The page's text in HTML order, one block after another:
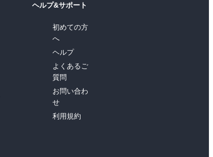
ヘルプ&サポート
初めての方
へ
ヘルプ
よくあるご
質問
お問い合わ
せ
利用規約